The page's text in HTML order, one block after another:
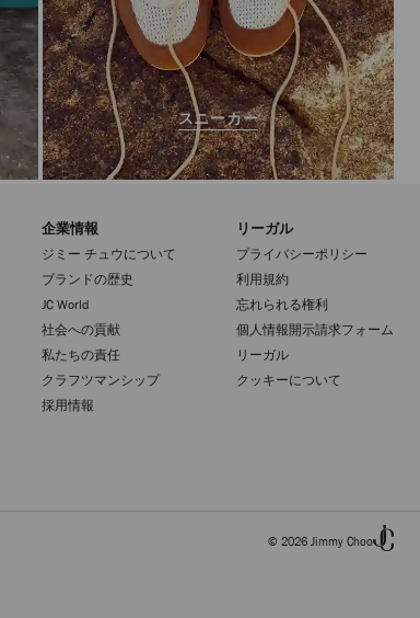
スニーカー
企業情報
ジミー チュウについて
ブランドの歴史
JC World
社会への貢献
私たちの責任
クラフツマンシップ
採用情報
リーガル
プライバシーポリシー
利用規約
忘れられる権利
個人情報開示請求フォーム
リーガル
クッキーについて
© 2026 Jimmy Choo